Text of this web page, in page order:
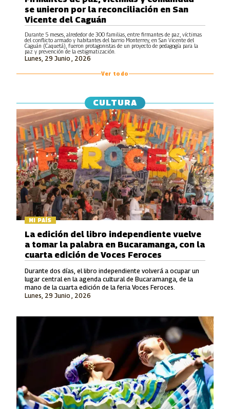
Lunes, 29 Junio , 2026
se unieron por la reconciliación en San
Vicente del Caguán
Durante 5 meses, alrededor de 300 familias, entre firmantes de paz, víctimas
del conflicto armado y habitantes del barrio Monterrey, en San Vicente del
Caguán (Caquetá), fueron protagonistas de un proyecto de pedagogía para la
paz y prevención de la estigmatización.
Ver todo
CULTURA
MI PAÍS
Durante dos días, el libro independiente volverá a ocupar un
lugar central en la agenda cultural de Bucaramanga, de la
mano de la cuarta edición de la feria Voces Feroces.
Lunes, 29 Junio , 2026
La edición del libro independiente vuelve
a tomar la palabra en Bucaramanga, con la
cuarta edición de Voces Feroces